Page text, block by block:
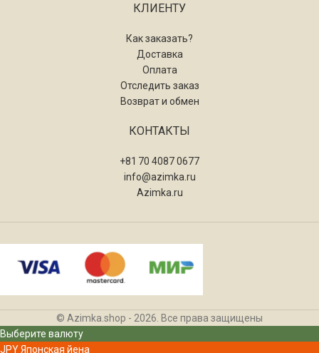
КЛИЕНТУ
Как заказать?
Доставка
Оплата
Отследить заказ
Возврат и обмен
КОНТАКТЫ
+81 70 4087 0677
info@azimka.ru
Azimka.ru
© Azimka.shop - 2026. Все права защищены
Выберите валюту
JPYЯпонская йена